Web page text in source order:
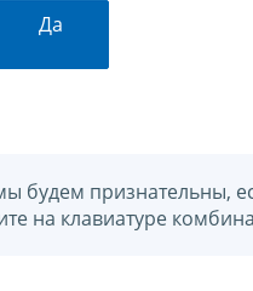
Да
будем признательны,
на клавиатуре